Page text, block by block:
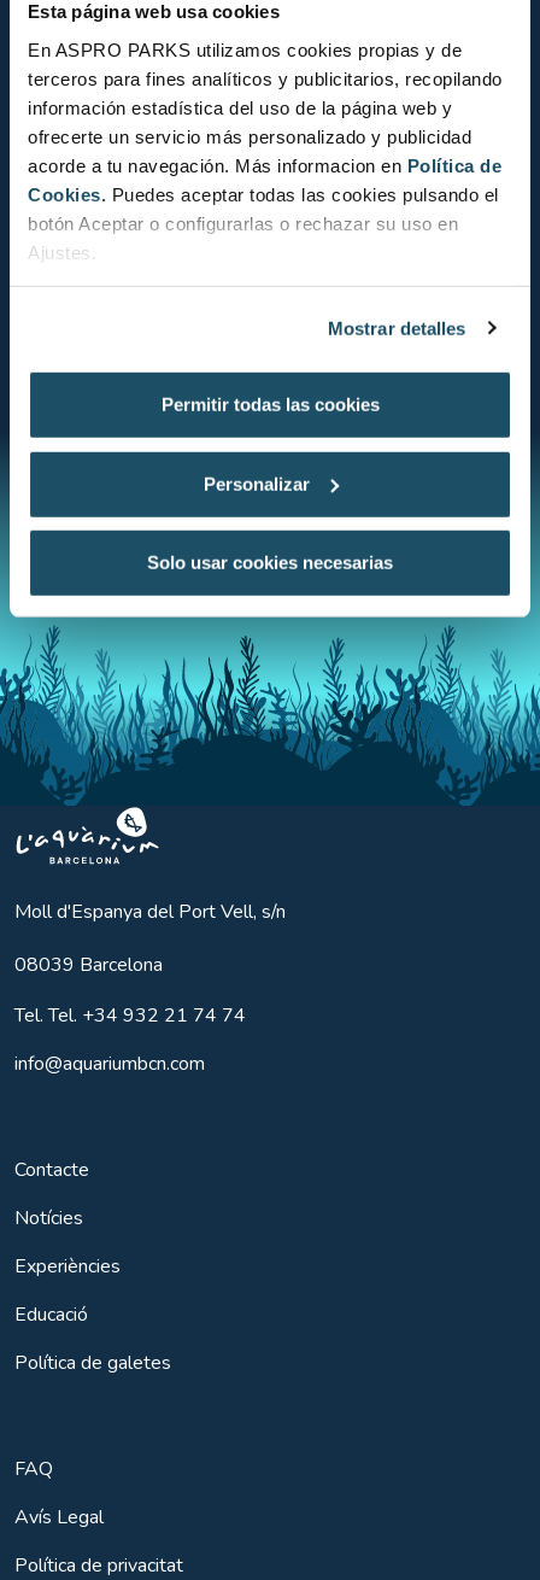
Esta página web usa cookies
En ASPRO PARKS utilizamos cookies propias y de
terceros para fines analíticos y publicitarios, recopilando
información estadística del uso de la página web y
ofrecerte un servicio más personalizado y publicidad
acorde a tu navegación. Más informacion en Política de
Cookies.
Puedes aceptar todas las cookies pulsando el
botón Aceptar o configurarlas o rechazar su uso en
Ajustes.
Mostrar detalles
Permitir todas las cookies
Personalizar
Solo usar cookies necesarias
ESTAT DE CONSERVACIÓ
CONSULTA L´ESTAT DE CONSERVACIÓ
Aquarium BCN
Moll d'Espanya del Port Vell, s/n
08039 Barcelona
Tel.Tel. +34 932 21 74 74
info@aquariumbcn.com
Contacte
Notícies
Experiències
Educació
Política de galetes
FAQ
Avís Legal
Política de privacitat